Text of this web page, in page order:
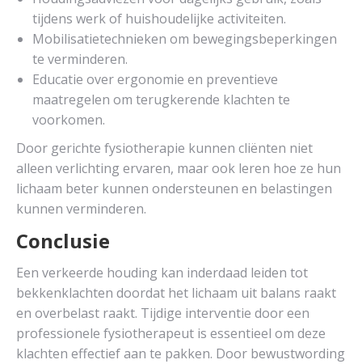
tijdens werk of huishoudelijke activiteiten.
Mobilisatietechnieken om bewegingsbeperkingen
te verminderen.
Educatie over ergonomie en preventieve
maatregelen om terugkerende klachten te
voorkomen.
Door gerichte fysiotherapie kunnen cliënten niet
alleen verlichting ervaren, maar ook leren hoe ze hun
lichaam beter kunnen ondersteunen en belastingen
kunnen verminderen.
Conclusie
Een verkeerde houding kan inderdaad leiden tot
bekkenklachten doordat het lichaam uit balans raakt
en overbelast raakt. Tijdige interventie door een
professionele fysiotherapeut is essentieel om deze
klachten effectief aan te pakken. Door bewustwording